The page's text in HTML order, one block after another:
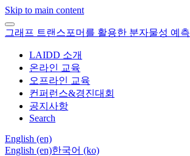
Skip to main content
그래프 트랜스포머를 활용한 분자물성 예측
LAIDD 소개
온라인 교육
오프라인 교육
컨퍼런스&경진대회
공지사항
Search
English ‎(en)‎
English ‎(en)‎한국어 ‎(ko)‎